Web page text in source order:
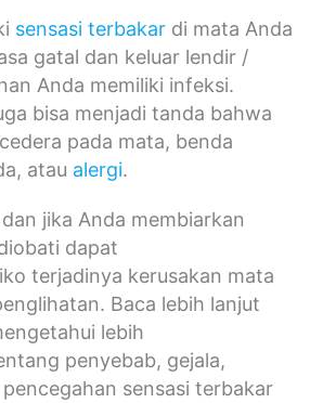
sensasi terbakar di mata Anda
gatal dan keluar lendir /
Anda memiliki infeksi.
bisa menjadi tanda bahwa
pada mata, benda
atau alergi.
jika Anda membiarkan
dapat
terjadinya kerusakan mata
Baca lebih lanjut
lebih
penyebab, gejala,
sensasi terbakar